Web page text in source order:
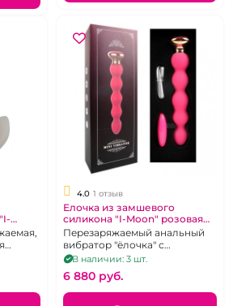
4.0 1 отзыв
Елочка из замшевого
силикона "I-Moon" розовая
рельефная на д.у пульте
Перезаряжаемый анальный
вибратор "ёлочка" с
возможностью
дистанционного управления.
В наличии: 3 шт.
6 880 pуб.